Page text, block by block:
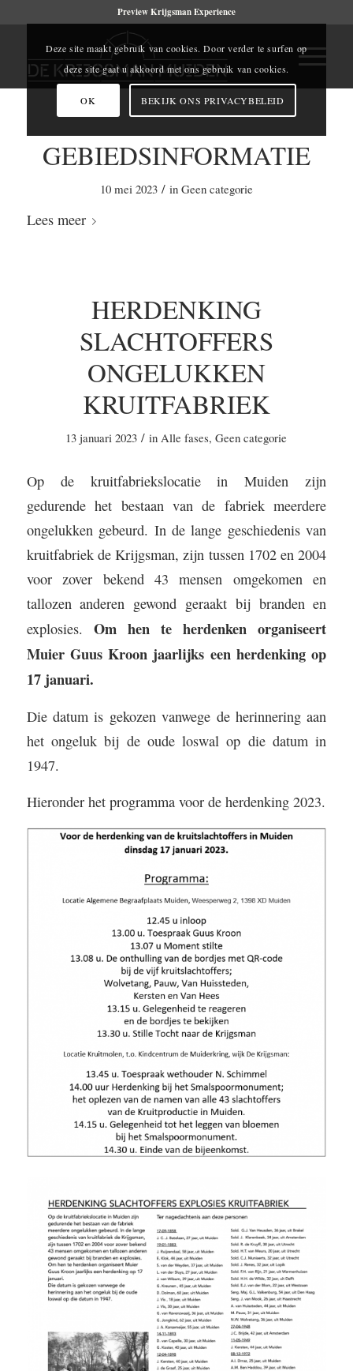
Preview Krijgsman Experience
GEBIEDSINFORMATIE
10 mei 2023 / in Geen categorie
Lees meer
HERDENKING
SLACHTOFFERS
ONGELUKKEN
KRUITFABRIEK
13 januari 2023 / inAlle fases,Geen categorie
Op de kruitfabriekslocatie in Muiden zijn
gedurende het bestaan van de fabriek meerdere
ongelukken gebeurd. In de lange geschiedenis van
kruitfabriek de Krijgsman, zijn tussen 1702 en 2004
voor zover bekend 43 mensen omgekomen en
tallozen anderen gewond geraakt bij branden en
explosies. Om hen te herdenken organiseert
Muier Guus Kroon jaarlijks een herdenking op
17 januari.
Die datum is gekozen vanwege de herinnering aan
het ongeluk bij de oude loswal op die datum in
1947.
Hieronder het programma voor de herdenking 2023.
Deze site maakt gebruik van cookies. Door verder te surfen op
deze site gaat u akkoord met ons gebruik van cookies.
OK BEKIJK ONS PRIVACYBELEID